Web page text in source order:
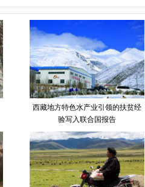
西藏地方特色水产业引领的扶贫经
验写入联合国报告